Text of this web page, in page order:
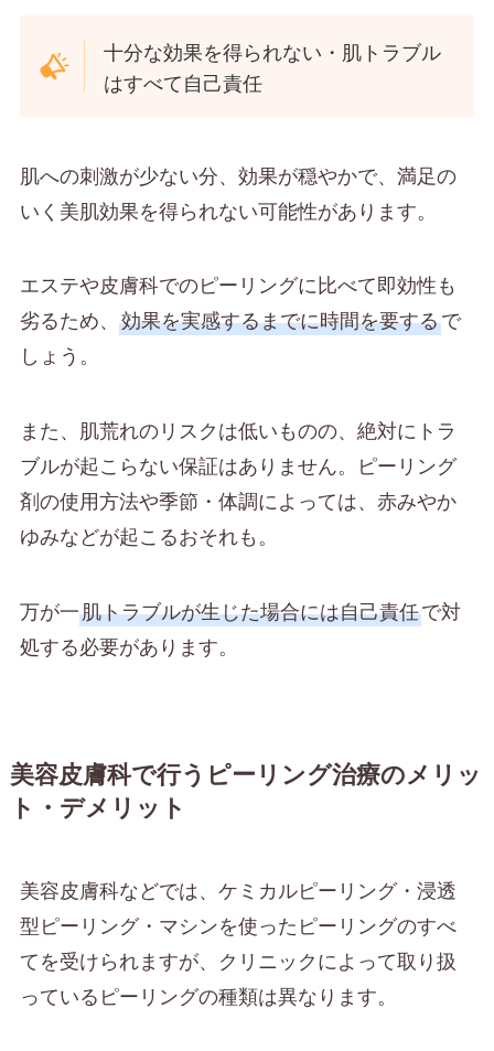
十分な効果を得られない・肌トラブル
はすべて自己責任
肌への刺激が少ない分、効果が穏やかで、満足の
いく美肌効果を得られない可能性があります。
エステや皮膚科でのピーリングに比べて即効性も
劣るため、 効果を実感するまでに時間を要するで
しょう。
また、肌荒れのリスクは低いものの、絶対にトラ
ブルが起こらない保証はありません。ピーリング
剤の使用方法や季節・体調によっては、赤みやか
ゆみなどが起こるおそれも。
万が一肌トラブルが生じた場合には自己責任で対
処する必要があります。
美容皮膚科で行うピーリング治療のメリッ
ト・デメリット
美容皮膚科などでは、ケミカルピーリング・浸透
型ピーリング・マシンを使ったピーリングのすべ
てを受けられますが、クリニックによって取り扱
っているピーリングの種類は異なります。